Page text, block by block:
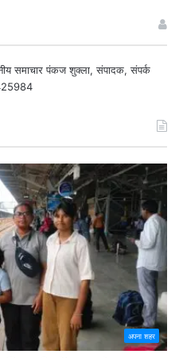
समाचार पंकज शुक्ला, संपादक, संपर्क
अपना शहर